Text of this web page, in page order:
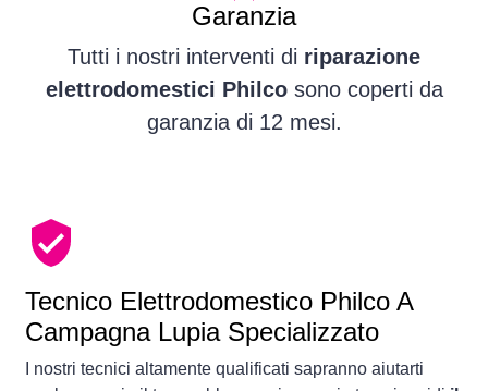
Garanzia
Tutti i nostri interventi di riparazione
elettrodomestici Philcosono coperti da
garanzia di 12 mesi.
Tecnico Elettrodomestico Philco A
Campagna Lupia Specializzato
I nostri tecnici altamente qualificati sapranno aiutarti